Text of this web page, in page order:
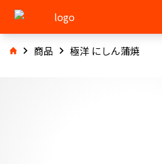
商品 極洋 にしん蒲焼